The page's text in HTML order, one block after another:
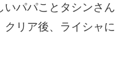
パパことタシンさん
クリア後、ライシャに